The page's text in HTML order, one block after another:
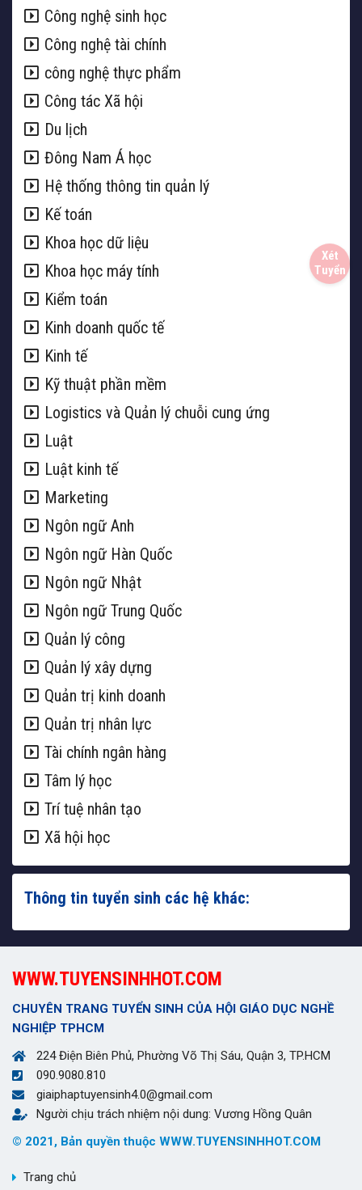
Công nghệ sinh học
Công nghệ tài chính
công nghệ thực phẩm
Công tác Xã hội
Du lịch
Đông Nam Á học
Hệ thống thông tin quản lý
Kế toán
Khoa học dữ liệu
Khoa học máy tính
Kiểm toán
Kinh doanh quốc tế
Kinh tế
Kỹ thuật phần mềm
Logistics và Quản lý chuỗi cung ứng
Luật
Luật kinh tế
Marketing
Ngôn ngữ Anh
Ngôn ngữ Hàn Quốc
Ngôn ngữ Nhật
Ngôn ngữ Trung Quốc
Quản lý công
Quản lý xây dựng
Quản trị kinh doanh
Quản trị nhân lực
Tài chính ngân hàng
Tâm lý học
Trí tuệ nhân tạo
Xã hội học
Thông tin tuyển sinh các hệ khác:
WWW.TUYENSINHHOT.COM
CHUYÊN TRANG TUYỂN SINH CỦA HỘI GIÁO DỤC NGHỀ
NGHIỆP TPHCM
224 Điện Biên Phủ, Phường Võ Thị Sáu, Quận 3, TP.HCM
090.9080.810
giaiphaptuyensinh4.0@gmail.com
Người chịu trách nhiệm nội dung: Vương Hồng Quân
© 2021, Bản quyền thuộc WWW.TUYENSINHHOT.COM
Trang chủ